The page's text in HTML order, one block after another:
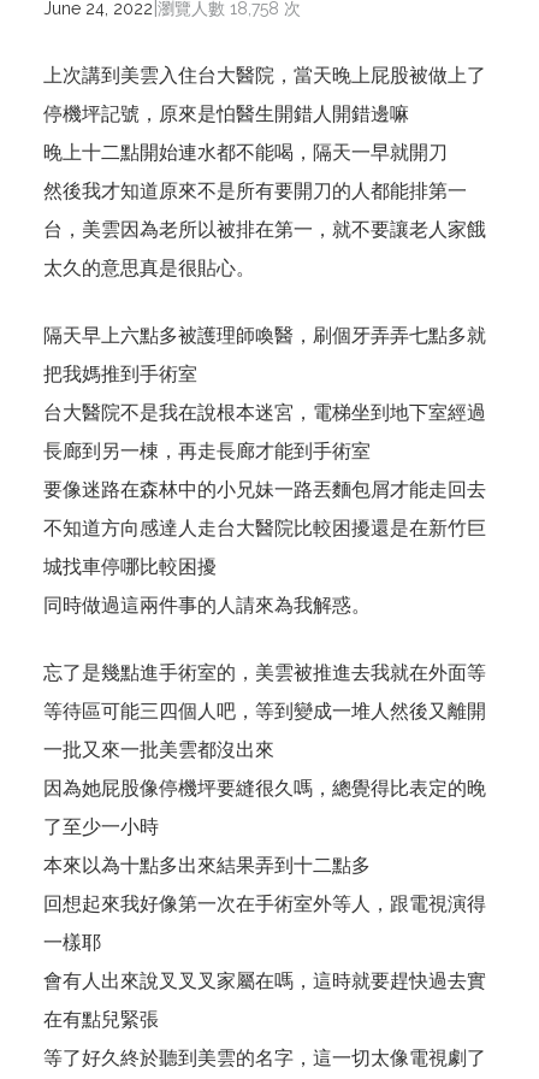
June 24, 2022 瀏覽人數 18,758 次
上次講到美雲入住台大醫院，當天晚上屁股被做上了
停機坪記號，原來是怕醫生開錯人開錯邊嘛
晚上十二點開始連水都不能喝，隔天一早就開刀
然後我才知道原來不是所有要開刀的人都能排第一
台，美雲因為老所以被排在第一，就不要讓老人家餓
太久的意思真是很貼心。
隔天早上六點多被護理師喚醫，刷個牙弄弄七點多就
把我媽推到手術室
台大醫院不是我在說根本迷宮，電梯坐到地下室經過
長廊到另一棟，再走長廊才能到手術室
要像迷路在森林中的小兄妹一路丟麵包屑才能走回去
不知道方向感達人走台大醫院比較困擾還是在新竹巨
城找車停哪比較困擾
同時做過這兩件事的人請來為我解惑。
忘了是幾點進手術室的，美雲被推進去我就在外面等
等待區可能三四個人吧，等到變成一堆人然後又離開
一批又來一批美雲都沒出來
因為她屁股像停機坪要縫很久嗎，總覺得比表定的晚
了至少一小時
本來以為十點多出來結果弄到十二點多
回想起來我好像第一次在手術室外等人，跟電視演得
一樣耶
會有人出來說叉叉叉家屬在嗎，這時就要趕快過去實
在有點兒緊張
等了好久終於聽到美雲的名字，這一切太像電視劇了